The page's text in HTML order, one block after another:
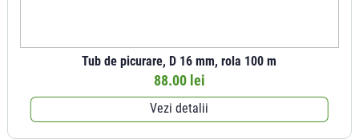
Tub de picurare, D 16 mm, rola 100 m
88.00 lei
Vezi detalii